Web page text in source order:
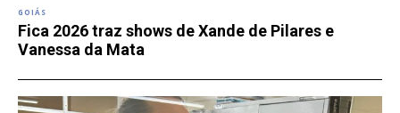
GOIÁS
Fica 2026 traz shows de Xande de Pilares e
Vanessa da Mata